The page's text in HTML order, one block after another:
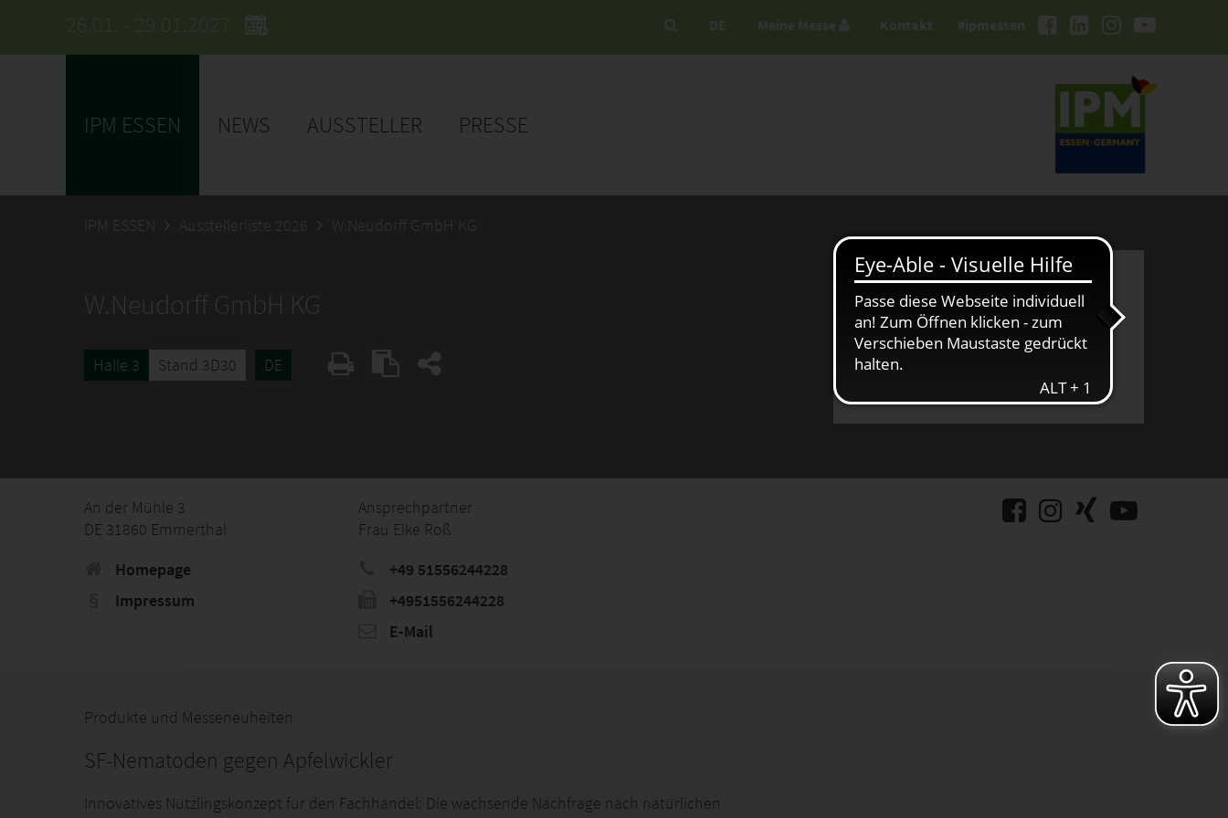
26.01. - 29.01.2027 #ipmessen
DE Meine Messe Kontakt
IPM ESSEN NEWS AUSSTELLER PRESSE
IPM ESSEN Ausstellerliste 2026 W.Neudorff GmbH KG
W.Neudorff GmbH KG
Halle 3 Stand 3D30 DE
An der Mühle 3
DE 31860 Emmerthal
Homepage
Impressum
Ansprechpartner
Frau Elke Roß
+49 51556244228
+4951556244228
E-Mail
Produkte und Messeneuheiten
SF-Nematoden gegen Apfelwickler
Innovatives Nützlingskonzept für den Fachhandel: Die wachsende Nachfrage nach natürlichen